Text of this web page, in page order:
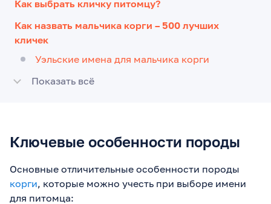
Как выбрать кличку питомцу?
Как назвать мальчика корги – 500 лучших
кличек
Уэльские имена для мальчика корги
Показать всё
Ключевые особенности породы
Основные отличительные особенности породы
корги, которые можно учесть при выборе имени
для питомца: